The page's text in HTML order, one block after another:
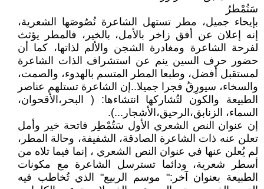
سَتُمْطرُ
بإيحاء جميل، مطر تستهل الشاعرة نُصُوصَها الشعرية،
إنه إعلان عن أفق زاخر بالأمل، بالخير، فالمطر يؤثث
لفرحة الشاعرة ومغادرة الشجن والألم لذاتها، كما أن
حضور حرف السين ينم عن استشراف الذات الشاعرة
لمستقبل أفضل، وطبعا المطر المتسم بالهدوء، والصمت،
والسخاء، سيورِقُ فجرا جميلا..إن الشاعرة تستلهم عناصر
الطبيعة والكون لتُشاركها انتشاءها: ( البحر،الأقحوان،
السماء، الزنابق،الرحيق،الأشجار...).
إن عنوان النص الشعري الأول سَتُمْطِر فاتحة خير وأمل
تعلن عنه ذات الشاعرة الصادقة، الشفيفة، وحالة المطر،
لم يُعلن عنها في عنوان النص الشعري ، إنما فيما تلاه من
أسطر شعرية، ودائما تسترسل الشاعرة مع مكونات
الطبيعة بعنوان آخر:" موسم الربيع" الذي تُخاطب فيه